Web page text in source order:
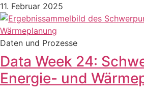
11. Februar 2025
Daten und Prozesse
Data Week 24:
Energie- und